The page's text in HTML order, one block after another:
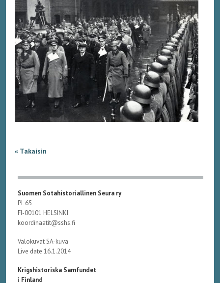
« Takaisin
Suomen Sotahistoriallinen Seura ry
PL 65
FI-00101 HELSINKI
koordinaatit@sshs.fi
Valokuvat SA-kuva
Live date 16.1.2014
Krigshistoriska Samfundet
i Finland